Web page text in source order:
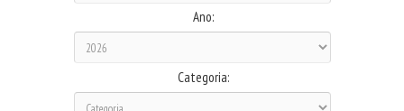
Ano:
Categoria: